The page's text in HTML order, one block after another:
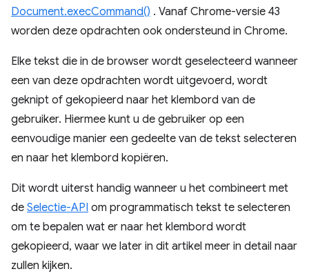
Document.execCommand() . Vanaf Chrome-versie 43
worden deze opdrachten ook ondersteund in Chrome.
Elke tekst die in de browser wordt geselecteerd wanneer
een van deze opdrachten wordt uitgevoerd, wordt
geknipt of gekopieerd naar het klembord van de
gebruiker. Hiermee kunt u de gebruiker op een
eenvoudige manier een gedeelte van de tekst selecteren
en naar het klembord kopiëren.
Dit wordt uiterst handig wanneer u het combineert met
de Selectie-API om programmatisch tekst te selecteren
om te bepalen wat er naar het klembord wordt
gekopieerd, waar we later in dit artikel meer in detail naar
zullen kijken.